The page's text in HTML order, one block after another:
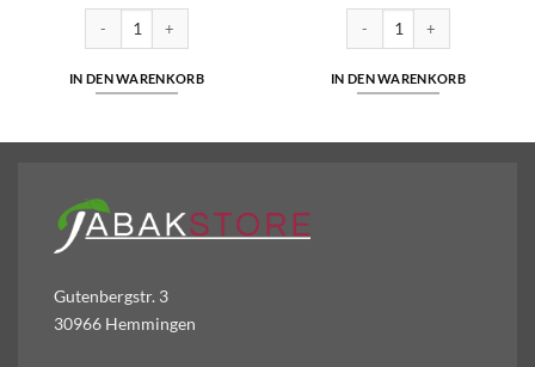
West Yellow Volumentabak | 40g Dose | 12,95€ Menge
IN DEN WARENKORB
West Red Volumentabak |
IN DEN WARENKORB
Gutenbergstr. 3
30966 Hemmingen